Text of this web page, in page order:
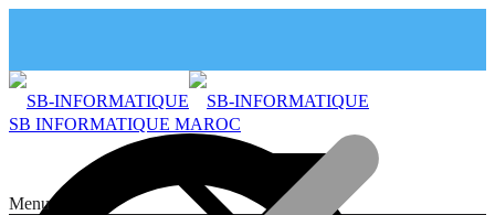
Menu
SB INFORMATIQUE MAROC